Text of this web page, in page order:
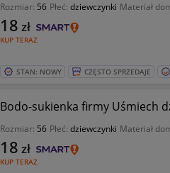
Rozmiar: 56 Płeć: dziewczynki Materiał
KUP TERAZ
18 zł
STAN: NOWY CZĘSTO SPRZEDAJE
Bodo-sukienka firmy Uśmiech
Rozmiar: 56 Płeć: dziewczynki Materiał
KUP TERAZ
18 zł